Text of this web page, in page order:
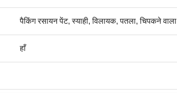
पैकिंग रसायन पेंट, स्याही, विलायक, पतला, चिपकने वाला
हाँ